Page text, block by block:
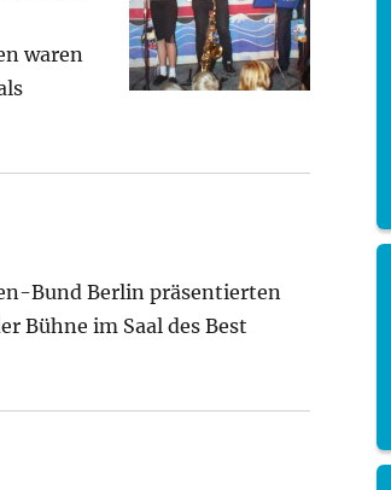
waren
Bund Berlin präsentierten
Bühne im Saal des Best